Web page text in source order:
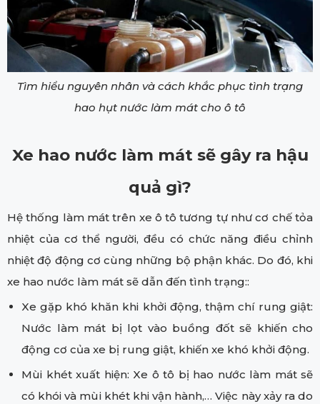
Tìm hiểu nguyên nhân và cách khắc phục tình trạng
hao hụt nước làm mát cho ô tô
Xe hao nước làm mát sẽ gây ra hậu
quả gì?
Hệ thống làm mát trên xe ô tô tương tự như cơ chế tỏa
nhiệt của cơ thể người, đều có chức năng điều chỉnh
nhiệt độ động cơ cùng những bộ phận khác. Do đó, khi
xe hao nước làm mát sẽ dẫn đến tình trạng::
Xe gặp khó khăn khi khởi động, thậm chí rung giật:
Nước làm mát bị lọt vào buồng đốt sẽ khiến cho
động cơ của xe bị rung giật, khiến xe khó khởi động.
Mùi khét xuất hiện: Xe ô tô bị hao nước làm mát sẽ
có khói và mùi khét khi vận hành,… Việc này xảy ra do